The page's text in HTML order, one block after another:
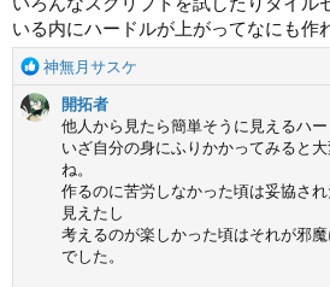
いる内にハードルが上がってなにも作
R
a
神無月サスケ
開拓者
他人から見たら簡単そうに見えるハー
いざ自分の身にふりかかってみると
ね。
作るのに苦労しなかった頃は妥協さ
見えたし
考えるのが楽しかった頃はそれが邪
でした。